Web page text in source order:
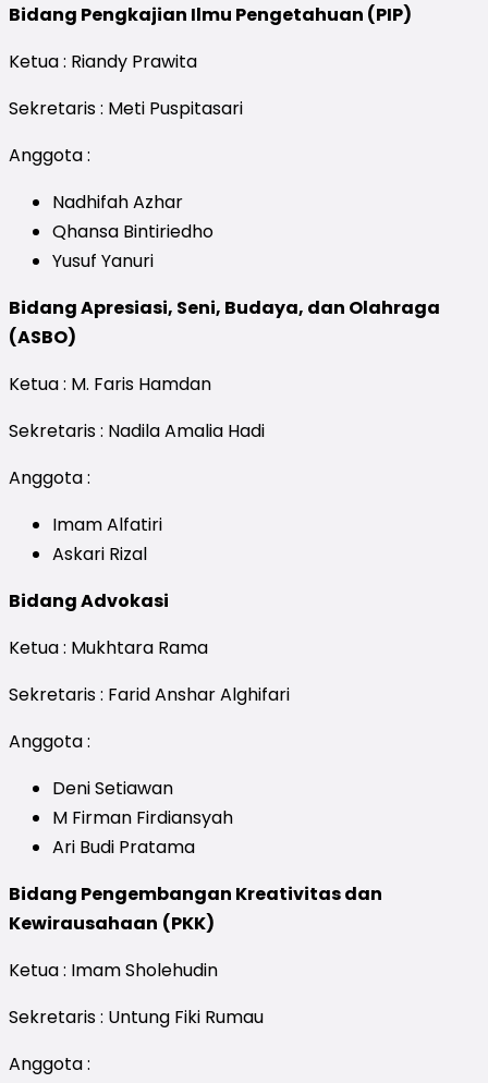
Bidang Pengkajian Ilmu Pengetahuan (PIP)
Ketua : Riandy Prawita
Sekretaris : Meti Puspitasari
Anggota :
Nadhifah Azhar
Qhansa Bintiriedho
Yusuf Yanuri
Bidang Apresiasi, Seni, Budaya, dan Olahraga
(ASBO)
Ketua : M. Faris Hamdan
Sekretaris : Nadila Amalia Hadi
Anggota :
Imam Alfatiri
Askari Rizal
Bidang Advokasi
Ketua : Mukhtara Rama
Sekretaris : Farid Anshar Alghifari
Anggota :
Deni Setiawan
M Firman Firdiansyah
Ari Budi Pratama
Bidang Pengembangan Kreativitas dan
Kewirausahaan (PKK)
Ketua : Imam Sholehudin
Sekretaris : Untung Fiki Rumau
Anggota :